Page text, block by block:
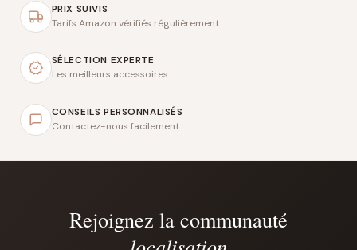
PRIX SUIVIS
Tarifs Amazon vérifiés régulièrement
SÉLECTION EXPERTE
Les meilleurs accessoires
CONSEILS PERSONNALISÉS
Contactez-nous facilement
Rejoignez la communauté